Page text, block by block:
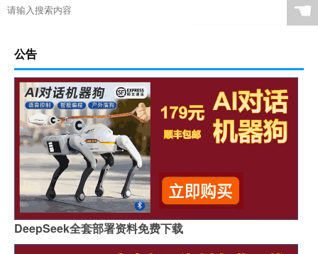
☚
公告
DeepSeek全套部署资料免费下载